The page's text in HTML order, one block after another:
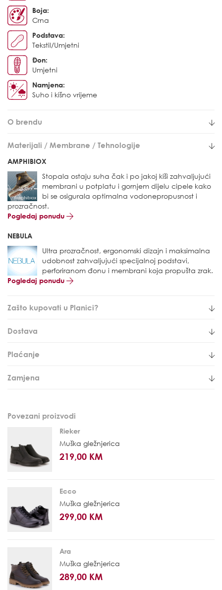
Boja:
Crna
Podstava:
Tekstil/Umjetni
Đon:
Umjetni
Namjena:
Suho i kišno vrijeme
O brendu
Materijali / Membrane / Tehnologije
AMPHIBIOX
Stopala ostaju suha čak i po jakoj kiši zahvaljujući
membrani u potplatu i gornjem dijelu cipele kako
bi se osigurala optimalna vodonepropusnost i
prozračnost.
Pogledaj ponudu
NEBULA
Ultra prozračnost, ergonomski dizajn i maksimalna
udobnost zahvaljujući specijalnoj podstavi,
perforiranom đonu i membrani koja propušta zrak.
Pogledaj ponudu
Zašto kupovati u Planici?
Dostava
Plaćanje
Zamjena
Povezani proizvodi
Rieker
Muška gležnjerica
219,00 KM
Ecco
Muška gležnjerica
299,00 KM
Ara
Muška gležnjerica
289,00 KM